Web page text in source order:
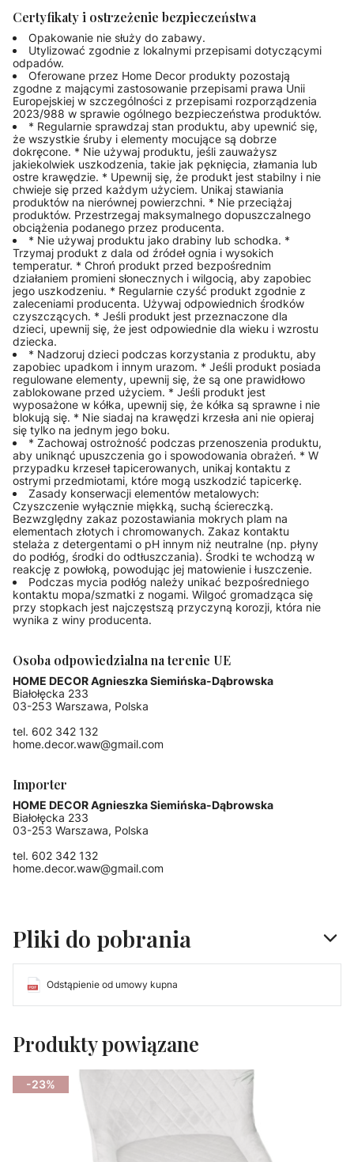
Certyfikaty i ostrzeżenie bezpieczeństwa
Opakowanie nie służy do zabawy.
Utylizować zgodnie z lokalnymi przepisami dotyczącymi
odpadów.
Oferowane przez Home Decor produkty pozostają
zgodne z mającymi zastosowanie przepisami prawa Unii
Europejskiej w szczególności z przepisami rozporządzenia
2023/988 w sprawie ogólnego bezpieczeństwa produktów.
* Regularnie sprawdzaj stan produktu, aby upewnić się,
że wszystkie śruby i elementy mocujące są dobrze
dokręcone. * Nie używaj produktu, jeśli zauważysz
jakiekolwiek uszkodzenia, takie jak pęknięcia, złamania lub
ostre krawędzie. * Upewnij się, że produkt jest stabilny i nie
chwieje się przed każdym użyciem. Unikaj stawiania
produktów na nierównej powierzchni. * Nie przeciążaj
produktów. Przestrzegaj maksymalnego dopuszczalnego
obciążenia podanego przez producenta.
* Nie używaj produktu jako drabiny lub schodka. *
Trzymaj produkt z dala od źródeł ognia i wysokich
temperatur. * Chroń produkt przed bezpośrednim
działaniem promieni słonecznych i wilgocią, aby zapobiec
jego uszkodzeniu. * Regularnie czyść produkt zgodnie z
zaleceniami producenta. Używaj odpowiednich środków
czyszczących. * Jeśli produkt jest przeznaczone dla
dzieci, upewnij się, że jest odpowiednie dla wieku i wzrostu
dziecka.
* Nadzoruj dzieci podczas korzystania z produktu, aby
zapobiec upadkom i innym urazom. * Jeśli produkt posiada
regulowane elementy, upewnij się, że są one prawidłowo
zablokowane przed użyciem. * Jeśli produkt jest
wyposażone w kółka, upewnij się, że kółka są sprawne i nie
blokują się. * Nie siadaj na krawędzi krzesła ani nie opieraj
się tylko na jednym jego boku.
* Zachowaj ostrożność podczas przenoszenia produktu,
aby uniknąć upuszczenia go i spowodowania obrażeń. * W
przypadku krzeseł tapicerowanych, unikaj kontaktu z
ostrymi przedmiotami, które mogą uszkodzić tapicerkę.
Zasady konserwacji elementów metalowych:
Czyszczenie wyłącznie miękką, suchą ściereczką.
Bezwzględny zakaz pozostawiania mokrych plam na
elementach złotych i chromowanych. Zakaz kontaktu
stelaża z detergentami o pH innym niż neutralne (np. płyny
do podłóg, środki do odtłuszczania). Środki te wchodzą w
reakcję z powłoką, powodując jej matowienie i łuszczenie.
Podczas mycia podłóg należy unikać bezpośredniego
kontaktu mopa/szmatki z nogami. Wilgoć gromadząca się
przy stopkach jest najczęstszą przyczyną korozji, która nie
wynika z winy producenta.
Osoba odpowiedzialna na terenie UE
HOME DECOR Agnieszka Siemińska-Dąbrowska
Białołęcka 233
03-253 Warszawa, Polska
tel. 602 342 132
home.decor.waw@gmail.com
Importer
HOME DECOR Agnieszka Siemińska-Dąbrowska
Białołęcka 233
03-253 Warszawa, Polska
tel. 602 342 132
home.decor.waw@gmail.com
Pliki do pobrania
Odstąpienie od umowy kupna
Produkty powiązane
-23%